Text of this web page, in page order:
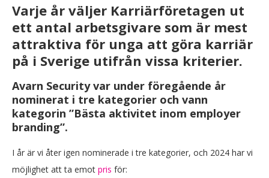
Varje år väljer Karriärföretagen ut
ett antal arbetsgivare som är mest
attraktiva för unga att göra karriär
på i Sverige utifrån vissa kriterier.
Avarn Security var under föregående år
nominerat i tre kategorier och vann
kategorin ”Bästa aktivitet inom employer
branding”.
I år är vi åter igen nominerade i tre kategorier, och 2024 har vi
möjlighet att ta emot pris för: